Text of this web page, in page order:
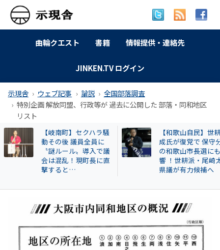
曲輪クエスト 書籍 情報提供・連絡先
JINKEN.TV ログイン
示現舎 ウェブ記事 論説
全国部落調査
特別企画 解放同盟、行政等が 過去に公開した 部落・同和地区
リスト
【和歌山自民】世耕弘
成氏が復党で 保守分裂
の和歌山市長選にも影
響 ！世耕派・尾崎太郎
県議が有力候補へ
特別企画 解放同盟
政等が 過去に公開
部落・同和地区リ